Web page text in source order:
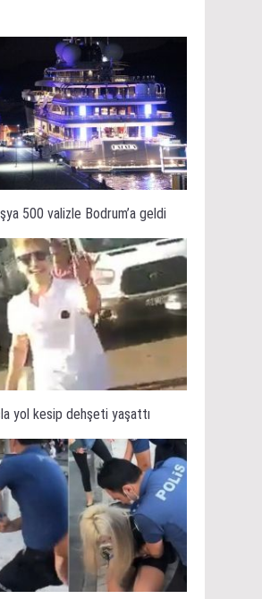
500 valizle Bodrum’a geldi
yol kesip dehşeti yaşattı